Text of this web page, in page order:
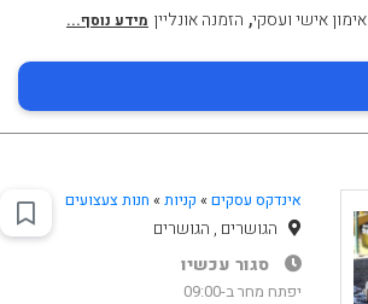
אימון אישי ועסקי, הזמנה אונליין מידע נוסף...
אינדקס עסקים » קניות» חנות צעצועים
הגושרים , הגושרים
סגור עכשיו
יפתח מחר ב-09:00